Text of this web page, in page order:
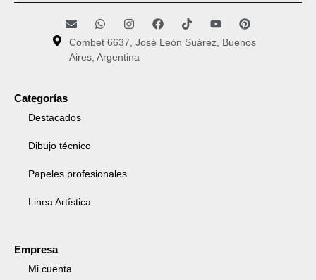
Combet 6637, José León Suárez, Buenos
Aires, Argentina
Categorías
Destacados
Dibujo técnico
Papeles profesionales
Linea Artística
Empresa
Mi cuenta